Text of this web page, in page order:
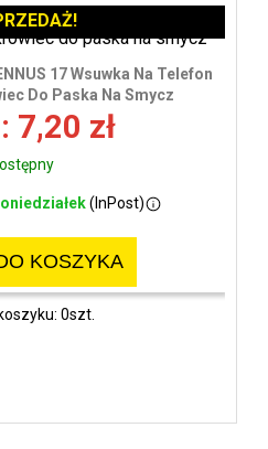
17 Wsuwka Na Telefon
Do Paska Na Smycz
7,20 zł
(InPost)
KOSZYKA
0szt.